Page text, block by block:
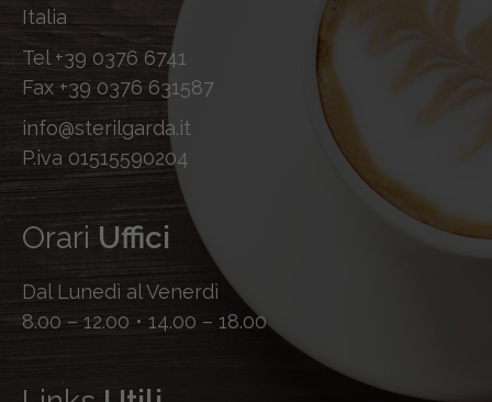
Italia
Tel +39 0376 6741
Fax +39 0376 631587
info@sterilgarda.it
P.iva 01515590204
Orari Uffici
Dal Lunedì al Venerdì
8.00 – 12.00 • 14.00 – 18.00